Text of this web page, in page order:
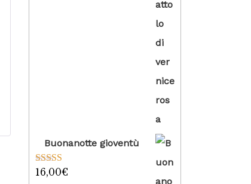
Buonanotte gioventù
Valutato
16,00€